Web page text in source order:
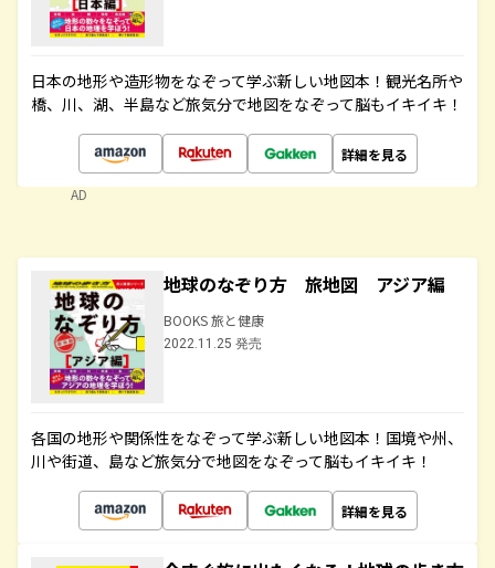
日本の地形や造形物をなぞって学ぶ新しい地図本！観光名所や
橋、川、湖、半島など旅気分で地図をなぞって脳もイキイキ！
詳細を見る
AD
地球のなぞり方 旅地図 アジア編
BOOKS 旅と健康
2022.11.25 発売
各国の地形や関係性をなぞって学ぶ新しい地図本！国境や州、
川や街道、島など旅気分で地図をなぞって脳もイキイキ！
詳細を見る